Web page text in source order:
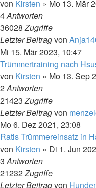
von Kirsten » Mo 13. Mär
4Antworten
36028Zugriffe
Letzter Beitragvon
Mi 15. Mär 2023, 10:47
Trümmertraining nach
von Kirsten » Mo 13. Sep
2Antworten
21423Zugriffe
Letzter Beitragvon
Mo 6. Dez 2021, 23:08
Ratis Trümmereinsatz in
von Kirsten » Di 1. Jun
3Antworten
21232Zugriffe
Letzter Beitragvon